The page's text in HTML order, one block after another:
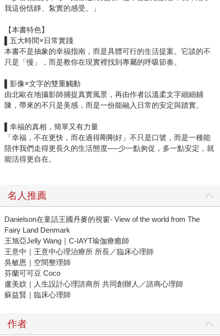
我這份恬靜、紮實的感受。」
【本書特色】
▌五大時間×日常實踐
本書不是抽象的幸福指南，而是具體可行的生活提案。它談的不
只是「慢」，而是教你在現實裡找到專屬的呼吸節奏。
▌影像×文字的雙重觸動
由北歐在地攝影師捕捉真實風景，再由作者以溫柔文字細細鋪
陳，帶來的不只是美感，而是一份能融入日常的安定與踏實。
▌幸福的真相，簡單又有力量
「幸福，不在更快，而在過得剛剛好」不只是口號，而是一種能
陪伴我們走得更長久的生活態度──少一點匆促，多一點安定，就
能活得更自在。
名人推薦
Danielson在童話王國丹麥的視窗- View of the world from The
Fairy Land Denmark
王旭亞Jelly Wang｜C-IAYT瑜伽療癒師
王意中｜王意中心理治療所 所長／臨床心理師
吳敏恩｜空間整理師
芬蘭可可豆 Coco
盧美妏｜人生設計心理諮商所 共同創辦人／諮商心理師
蘇益賢｜臨床心理師
作者